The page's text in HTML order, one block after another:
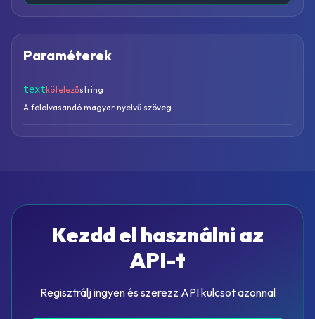
Paraméterek
textkötelezőstring
A felolvasandó magyar nyelvű szöveg.
Kezdd el használni az
API-t
Regisztrálj ingyen és szerezz API kulcsot azonnal